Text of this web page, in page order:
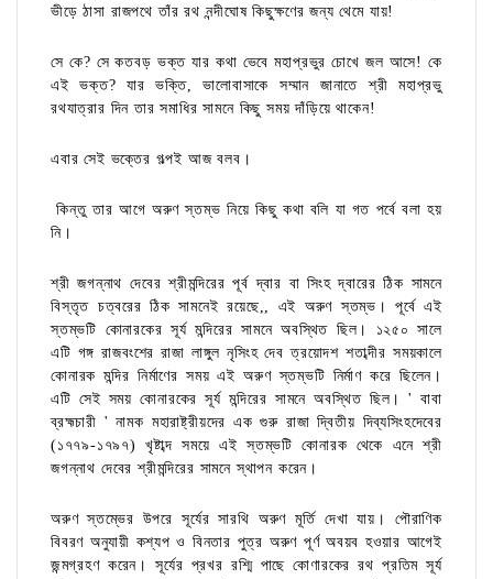
ভীড়ে ঠাসা রাজপথে তাঁর রথ নন্দীঘোষ কিছুক্ষণের জন্য থেমে যায়!
সে কে? সে কতবড় ভক্ত যার কথা ভেবে মহাপ্রভুর চোখে জল আসে! কে
এই ভক্ত? যার ভক্তি, ভালোবাসাকে সম্মান জানাতে শ্রী মহাপ্রভু
রথযাত্রার দিন তার সমাধির সামনে কিছু সময় দাঁড়িয়ে থাকেন!
এবার সেই ভক্তের গল্পই আজ বলব।
কিন্তু তার আগে অরুণ স্তম্ভ নিয়ে কিছু কথা বলি যা গত পর্বে বলা হয়
নি।
শ্রী জগন্নাথ দেবের শ্রীমন্দিরের পূর্ব দ্বার বা সিংহ দ্বারের ঠিক সামনে
বিস্তৃত চত্বরের ঠিক সামনেই রয়েছে,, এই অরুণ স্তম্ভ। পূর্বে এই
স্তম্ভটি কোনারকের সূর্য মন্দিরের সামনে অবস্থিত ছিল। ১২৫০ সালে
এটি গঙ্গ রাজবংশের রাজা লাঙ্গুল নৃসিংহ দেব ত্রয়োদশ শতাব্দীর সময়কালে
কোনারক মন্দির নির্মাণের সময় এই অরুণ স্তম্ভটি নির্মাণ করে ছিলেন।
এটি সেই সময় কোনারকের সূর্য মন্দিরের সামনে অবস্থিত ছিল। ' বাবা
ব্রহ্মচারী ' নামক মহারাষ্ট্রীয়দের এক গুরু রাজা দ্বিতীয় দিব্যসিংহদেবের
(১৭৭৯-১৭৯৭) খৃষ্টাব্দ সময়ে এই স্তম্ভটি কোনারক থেকে এনে শ্রী
জগন্নাথ দেবের শ্রীমন্দিরের সামনে স্থাপন করেন।
অরুণ স্তম্ভের উপরে সূর্যের সারথি অরুণ মূর্তি দেখা যায়। পৌরাণিক
বিবরণ অনুযায়ী কশ্যপ ও বিনতার পুত্র অরুণ পূর্ণ অবয়ব হওয়ার আগেই
জন্মগ্রহণ করেন। সূর্যের প্রখর রশ্মি পাছে কোণারকের রথ প্রতিম সূর্য